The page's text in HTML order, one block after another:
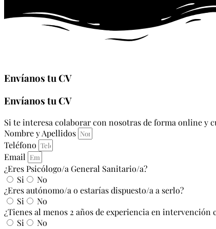
Envíanos tu CV
Envíanos tu CV
Si te interesa colaborar con nosotras de forma online y
Nombre y Apellidos
Teléfono
Email
¿Eres Psicólogo/a General Sanitario/a?
Si
No
¿Eres autónomo/a o estarías dispuesto/a a serlo?
Si
No
¿Tienes al menos 2 años de experiencia en intervención
Si
No